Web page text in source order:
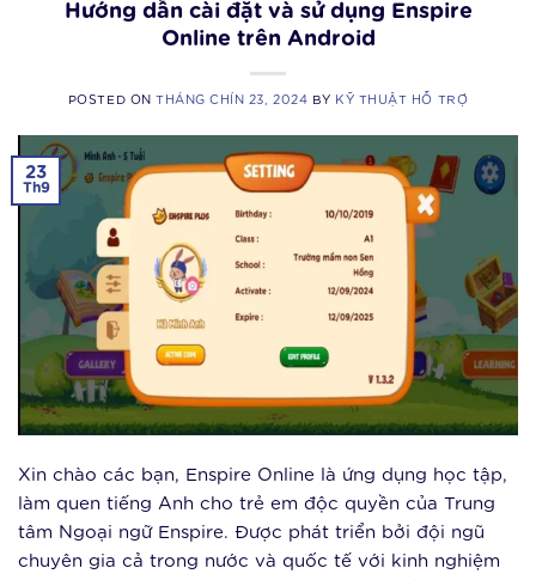
Hướng dẫn cài đặt và sử dụng Enspire
Online trên Android
POSTED ONTHÁNG CHÍN 23, 2024 BY KỸ THUẬT HỖ TRỢ
23
Th9
Xin chào các bạn, Enspire Online là ứng dụng học tập,
làm quen tiếng Anh cho trẻ em độc quyền của Trung
tâm Ngoại ngữ Enspire. Được phát triển bởi đội ngũ
chuyên gia cả trong nước và quốc tế với kinh nghiệm